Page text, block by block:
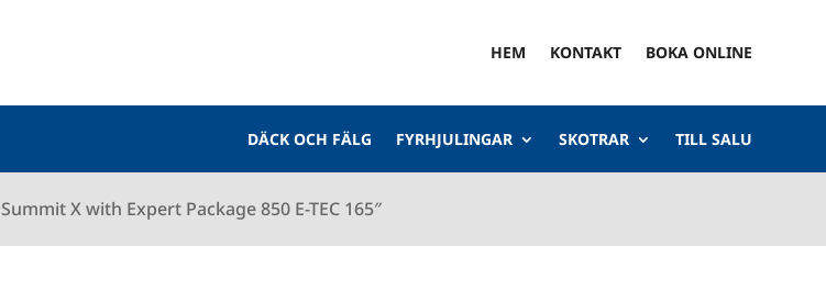
HEM KONTAKT BOKA ONLINE
DÄCK OCH FÄLG FYRHJULINGAR SKOTRAR TILL SALU
Summit X with Expert Package 850 E-TEC 165″